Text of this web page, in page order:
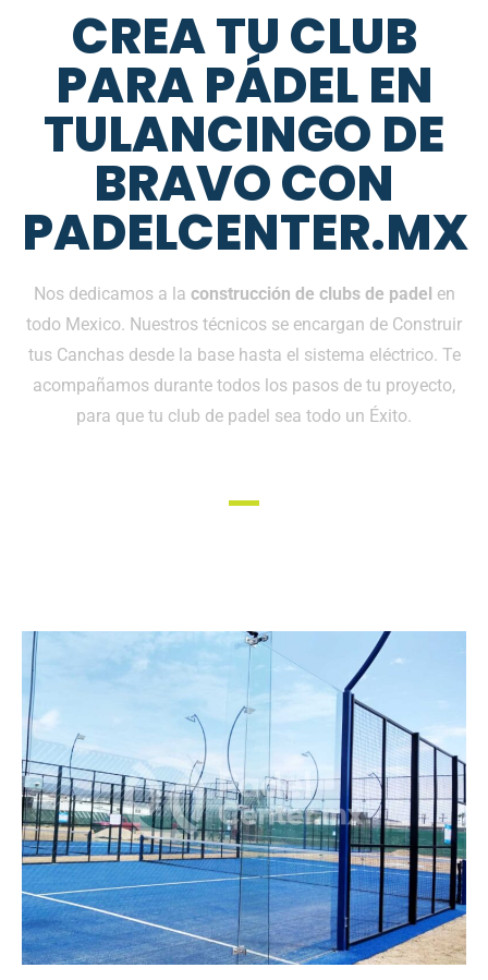
CREA TU CLUB
PARA PÁDEL EN
TULANCINGO DE
BRAVO CON
PADELCENTER.MX
Nos dedicamos a la construcción de clubs de padel en
todo Mexico. Nuestros técnicos se encargan de Construir
tus Canchas desde la base hasta el sistema eléctrico. Te
acompañamos durante todos los pasos de tu proyecto,
para que tu club de padel sea todo un Éxito.